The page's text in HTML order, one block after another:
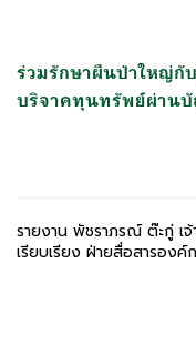
ร่วมรักษาผืนป่าใหญ่กั
บริจาคทุนทรัพย์ผ่าน
รายงาน พัชราภรณ์ ต๊ะกู่ เ
เรียบเรียง ฝ่ายสื่อสารองค์